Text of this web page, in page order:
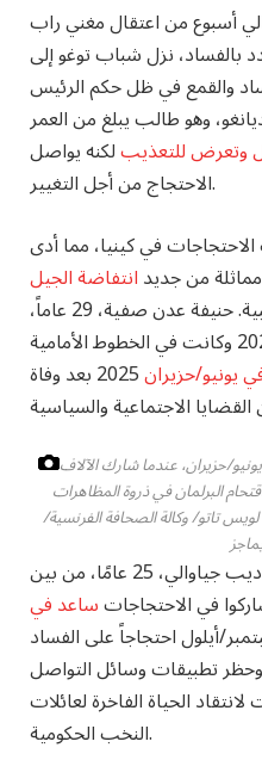
أسبوع من اعتقال مغني راب
بالفساد، نزل شباب توغو إلى
والقمع في ظل حكم الرئيس
وهو طالب يبلغ من العمر
وتعرض للتعذيبلكنه يواصل
الاحتجاج من أجل التغيير.
في كينيا، مما أدى
من جديدانتفاضة الجيل Z العام
على الزيادات الضريبية. حنيفة عدن صفية، 29 عاماً،
اعتُقلت خلال احتجاجات 2024 وكانت في الخطوط الأمامية
يونيو/حزيران 2025 بعد وفاة
متظاهر في وسط مدينة نيروبي في 25 يونيو/حزيران، عندما شارك الآلاف
البرلمان في ذروة المظاهرات
تاتو/ وكالة الصحافة الفرنسية/
وكان المستشار السياسي براديب جياوالي، 25 عامًا، من بين
في الاحتجاجاتساعد في
أيلول احتجاجاً على الفساد
تطبيقات وسائل التواصل
الحياة الفاخرة لعائلات
النخب الحكومية.